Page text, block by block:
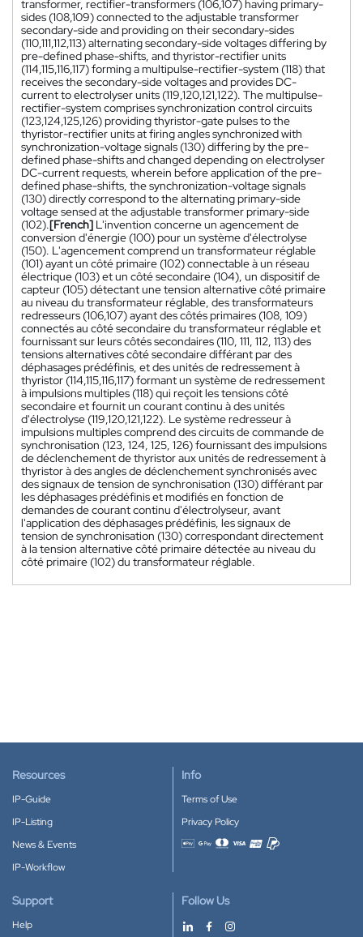
transformer, rectifier-transformers (106,107) having primary-
sides (108,109) connected to the adjustable transformer
secondary-side and providing on their secondary-sides
(110,111,112,113) alternating secondary-side voltages differing by
pre-defined phase-shifts, and thyristor-rectifier units
(114,115,116,117) forming a multipulse-rectifier-system (118) that
receives the secondary-side voltages and provides DC-
current to electrolyser units (119,120,121,122). The multipulse-
rectifier-system comprises synchronization control circuits
(123,124,125,126) providing thyristor-gate pulses to the
thyristor-rectifier units at firing angles synchronized with
synchronization-voltage signals (130) differing by the pre-
defined phase-shifts and changed depending on electrolyser
DC-current requests, wherein before application of the pre-
defined phase-shifts, the synchronization-voltage signals
(130) directly correspond to the alternating primary-side
voltage sensed at the adjustable transformer primary-side
(102).[French] L'invention concerne un agencement de
conversion d'énergie (100) pour un système d'électrolyse
(150). L'agencement comprend un transformateur réglable
(101) ayant un côté primaire (102) connectable à un réseau
électrique (103) et un côté secondaire (104), un dispositif de
capteur (105) détectant une tension alternative côté primaire
au niveau du transformateur réglable, des transformateurs
redresseurs (106,107) ayant des côtés primaires (108, 109)
connectés au côté secondaire du transformateur réglable et
fournissant sur leurs côtés secondaires (110, 111, 112, 113) des
tensions alternatives côté secondaire différant par des
déphasages prédéfinis, et des unités de redressement à
thyristor (114,115,116,117) formant un système de redressement
à impulsions multiples (118) qui reçoit les tensions côté
secondaire et fournit un courant continu à des unités
d'électrolyse (119,120,121,122). Le système redresseur à
impulsions multiples comprend des circuits de commande de
synchronisation (123, 124, 125, 126) fournissant des impulsions
de déclenchement de thyristor aux unités de redressement à
thyristor à des angles de déclenchement synchronisés avec
des signaux de tension de synchronisation (130) différant par
les déphasages prédéfinis et modifiés en fonction de
demandes de courant continu d'électrolyseur, avant
l'application des déphasages prédéfinis, les signaux de
tension de synchronisation (130) correspondant directement
à la tension alternative côté primaire détectée au niveau du
côté primaire (102) du transformateur réglable.
Resources
IP-Guide
IP-Listing
News & Events
IP-Workflow
Info
Terms of Use
Privacy Policy
Accepted payment methods
Support
Help
Follow Us